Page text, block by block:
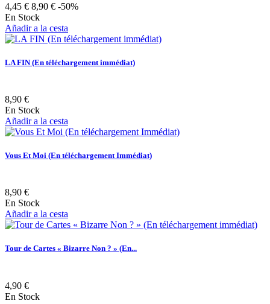
4,45 € 8,90 € -50%
En Stock
Añadir a la cesta
LA FIN (En téléchargement immédiat)
8,90 €
En Stock
Añadir a la cesta
Vous Et Moi (En téléchargement Immédiat)
8,90 €
En Stock
Añadir a la cesta
Tour de Cartes « Bizarre Non ? » (En...
4,90 €
En Stock